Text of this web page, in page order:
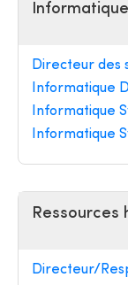
Directeur des
Informatique
Informatique
Informatique
Ressources
Directeur/